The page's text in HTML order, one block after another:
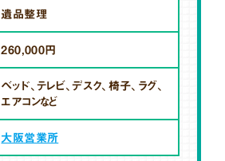
遺品整理
260,000円
ベッド、テレビ、デスク、椅子、ラグ、
エアコンなど
大阪営業所